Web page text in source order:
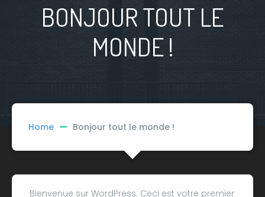
BONJOUR TOUT LE
MONDE !
Home Bonjour tout le monde !
Bienvenue sur WordPress. Ceci est votre premier